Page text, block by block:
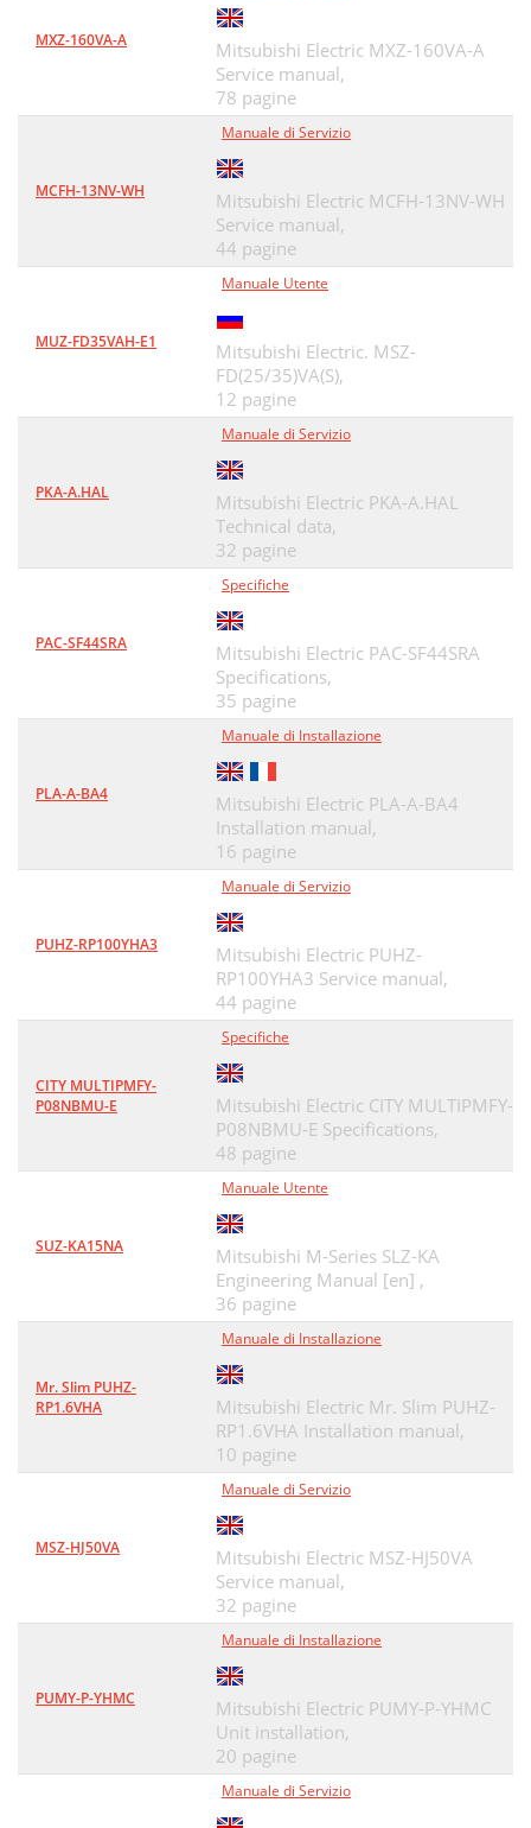
MXZ-160VA-A
Mitsubishi Electric MXZ-160VA-A
Service manual,
78 pagine
MCFH-13NV-WH
Manuale di Servizio
Mitsubishi Electric MCFH-13NV-WH
Service manual,
44 pagine
MUZ-FD35VAH-E1
Manuale Utente
Mitsubishi Electric. MSZ-
FD(25/35)VA(S),
12 pagine
PKA-A.HAL
Manuale di Servizio
Mitsubishi Electric PKA-A.HAL
Technical data,
32 pagine
PAC-SF44SRA
Specifiche
Mitsubishi Electric PAC-SF44SRA
Specifications,
35 pagine
PLA-A-BA4
Manuale di Installazione
Mitsubishi Electric PLA-A-BA4
Installation manual,
16 pagine
PUHZ-RP100YHA3
Manuale di Servizio
Mitsubishi Electric PUHZ-
RP100YHA3 Service manual,
44 pagine
CITY MULTIPMFY-
P08NBMU-E
Specifiche
Mitsubishi Electric CITY MULTIPMFY-
P08NBMU-E Specifications,
48 pagine
SUZ-KA15NA
Manuale Utente
Mitsubishi M-Series SLZ-KA
Engineering Manual [en] ,
36 pagine
Mr. Slim PUHZ-
RP1.6VHA
Manuale di Installazione
Mitsubishi Electric Mr. Slim PUHZ-
RP1.6VHA Installation manual,
10 pagine
MSZ-HJ50VA
Manuale di Servizio
Mitsubishi Electric MSZ-HJ50VA
Service manual,
32 pagine
PUMY-P-YHMC
Manuale di Installazione
Mitsubishi Electric PUMY-P-YHMC
Unit installation,
20 pagine
Manuale di Servizio